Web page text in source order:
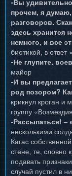
-Вы
прочем, я
разговоров.
здесь хранится
немного, и все
биотикой, в ответ
-Не глупите,
майор
-И вы
род позором?
крикнул кроган и
группу
-Рассыпаться! –
несколькими
Кагас
стене, те, словно
подавать
случай пустил в